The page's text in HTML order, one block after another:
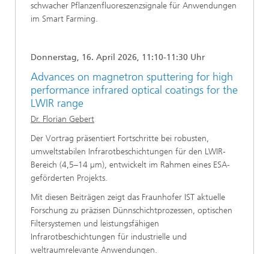
schwacher Pflanzenfluoreszenzsignale für Anwendungen
im Smart Farming.
Donnerstag, 16. April 2026, 11:10-11:30 Uhr
Advances on magnetron sputtering for high
performance infrared optical coatings for the
LWIR range
Dr. Florian Gebert
Der Vortrag präsentiert Fortschritte bei robusten,
umweltstabilen Infrarotbeschichtungen für den LWIR-
Bereich (4,5–14 µm), entwickelt im Rahmen eines ESA-
geförderten Projekts.
Mit diesen Beiträgen zeigt das Fraunhofer IST aktuelle
Forschung zu präzisen Dünnschichtprozessen, optischen
Filtersystemen und leistungsfähigen
Infrarotbeschichtungen für industrielle und
weltraumrelevante Anwendungen.